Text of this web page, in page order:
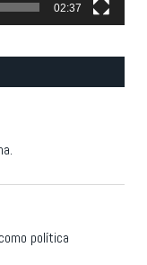
02:37
política